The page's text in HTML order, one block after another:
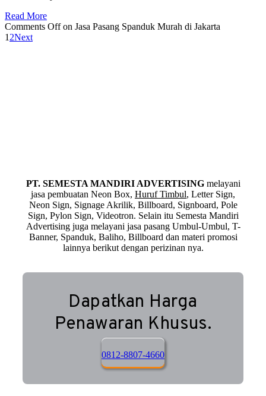
Read More
Comments Offon Jasa Pasang Spanduk Murah di Jakarta
1 2Next
PT. SEMESTA MANDIRI ADVERTISINGmelayani
jasa pembuatan Neon Box, Huruf Timbul, Letter Sign,
Neon Sign, Signage Akrilik, Billboard, Signboard, Pole
Sign, Pylon Sign, Videotron. Selain itu Semesta Mandiri
Advertising juga melayani jasa pasang Umbul-Umbul, T-
Banner, Spanduk, Baliho, Billboard dan materi promosi
lainnya berikut dengan perizinan nya.
Dapatkan Harga
Penawaran Khusus.
0812-8807-4660